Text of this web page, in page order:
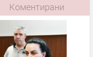
Коментирани